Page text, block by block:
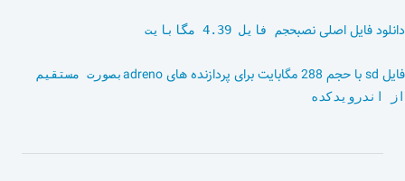
دانلود فایل اصلی نصبحجم فایل 4.39 مگابایت
فایل sd با حجم 288 مگابایت برای پردازنده های adreno
بصورت مستقیم
از اندرویدکده